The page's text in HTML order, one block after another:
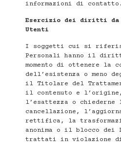
informazioni di contatto.
Esercizio dei diritti da
Utenti
I soggetti cui si
Personali hanno il
momento di ottenere la
dell’esistenza o meno
il Titolare del
il contenuto e
l’esattezza o
cancellazione,
rettifica, la
anonima o il blocco dei
trattati in violazione di